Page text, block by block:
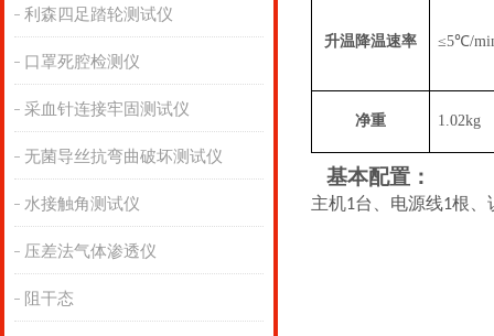
利森四足踏轮测试仪
口罩死腔检测仪
采血针连接牢固测试仪
无菌导丝抗弯曲破坏测试仪
水接触角测试仪
压差法气体渗透仪
阻干态
升温降温速率 ≤5℃/
净重 1.02kg
基本配置：
主机1台、电源线1根、